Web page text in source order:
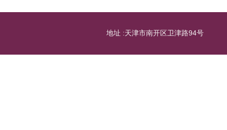
地址 :天津市南开区卫津路94号